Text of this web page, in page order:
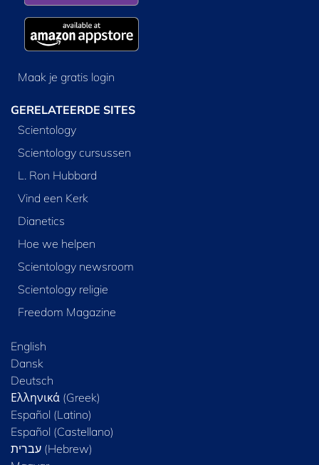
Maak je gratis login
GERELATEERDE SITES
Scientology
Scientology cursussen
L. Ron Hubbard
Vind een Kerk
Dianetics
Hoe we helpen
Scientology newsroom
Scientology religie
Freedom Magazine
English
Dansk
Deutsch
Ελληνικά (Greek)
Español (Latino)
Español (Castellano)